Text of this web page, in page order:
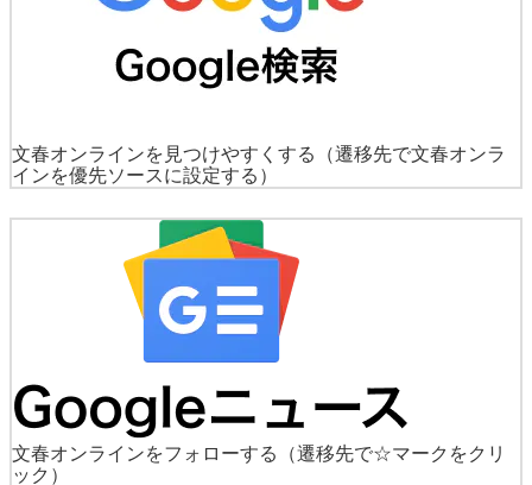
文春オンラインを見つけやすくする
（遷移先で文春オンラ
インを優先ソースに設定する）
文春オンラインをフォローする
（遷移先で☆マークをクリ
ック）